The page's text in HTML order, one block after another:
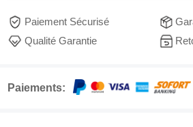
Paiement Sécurisé
Qualité Garantie
Paiements: